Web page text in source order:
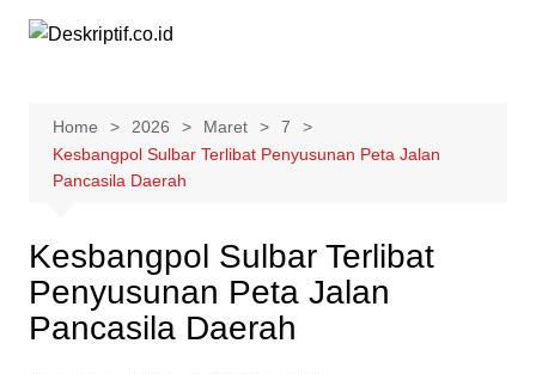
Home 2026 Maret
7
Kesbangpol Sulbar Terlibat Penyusunan Peta Jalan
Pancasila Daerah
Kesbangpol Sulbar Terlibat
Penyusunan Peta Jalan
Pancasila Daerah